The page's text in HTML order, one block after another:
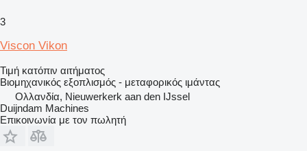
3
Viscon Vikon
Τιμή κατόπιν αιτήματος
Βιομηχανικός εξοπλισμός - μεταφορικός ιμάντας
Ολλανδία, Nieuwerkerk aan den IJssel
Duijndam Machines
Επικοινωνία με τον πωλητή